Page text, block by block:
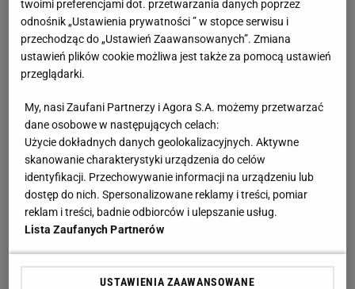
twoimi preferencjami dot. przetwarzania danych poprzez
odnośnik „Ustawienia prywatności ” w stopce serwisu i
przechodząc do „Ustawień Zaawansowanych”. Zmiana
ustawień plików cookie możliwa jest także za pomocą ustawień
przeglądarki.
My, nasi Zaufani Partnerzy i Agora S.A. możemy przetwarzać
dane osobowe w następujących celach:
Użycie dokładnych danych geolokalizacyjnych. Aktywne
skanowanie charakterystyki urządzenia do celów
identyfikacji. Przechowywanie informacji na urządzeniu lub
dostęp do nich. Spersonalizowane reklamy i treści, pomiar
reklam i treści, badnie odbiorców i ulepszanie usług.
Lista Zaufanych Partnerów
USTAWIENIA ZAAWANSOWANE